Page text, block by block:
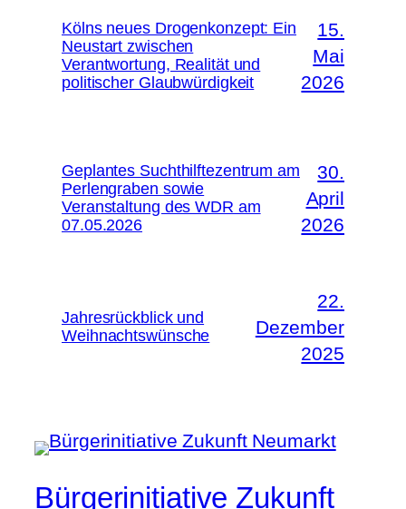
Kölns neues Drogenkonzept: Ein
Neustart zwischen
Verantwortung, Realität und
politischer Glaubwürdigkeit
15.
Mai
2026
Geplantes Suchthilftezentrum am
Perlengraben sowie
Veranstaltung des WDR am
07.05.2026
30.
April
2026
Jahresrückblick und
Weihnachtswünsche
22.
Dezember
2025
Bürgerinitiative Zukunft